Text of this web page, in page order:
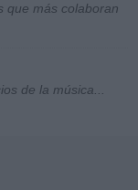
que más colaboran
de la música...